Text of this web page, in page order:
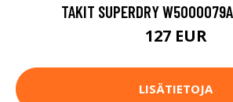
TAKIT SUPERDRY
127 EUR
LISÄTIETOJA